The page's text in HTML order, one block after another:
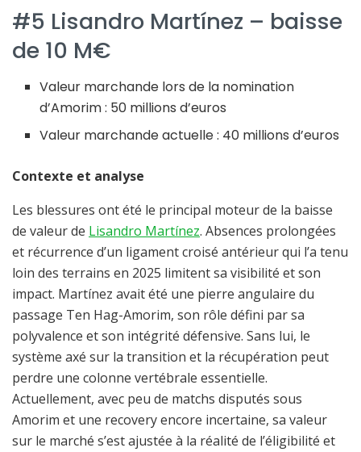
#5 Lisandro Martínez – baisse
de 10 M€
Valeur marchande lors de la nomination
d’Amorim : 50 millions d’euros
Valeur marchande actuelle : 40 millions d’euros
Contexte et analyse
Les blessures ont été le principal moteur de la baisse
de valeur de Lisandro Martínez. Absences prolongées
et récurrence d’un ligament croisé antérieur qui l’a tenu
loin des terrains en 2025 limitent sa visibilité et son
impact. Martínez avait été une pierre angulaire du
passage Ten Hag-Amorim, son rôle défini par sa
polyvalence et son intégrité défensive. Sans lui, le
système axé sur la transition et la récupération peut
perdre une colonne vertébrale essentielle.
Actuellement, avec peu de matchs disputés sous
Amorim et une recovery encore incertaine, sa valeur
sur le marché s’est ajustée à la réalité de l’éligibilité et